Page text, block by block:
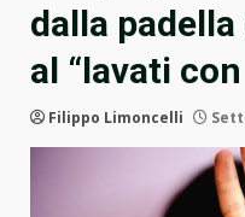
dalla
al “lavati
Filippo Limoncelli